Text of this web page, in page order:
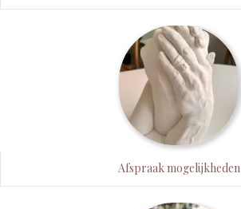
Afspraak mogelijkheden